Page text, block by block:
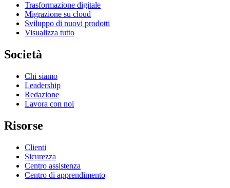
Trasformazione digitale
Migrazione su cloud
Sviluppo di nuovi prodotti
Visualizza tutto
Società
Chi siamo
Leadership
Redazione
Lavora con noi
Risorse
Clienti
Sicurezza
Centro assistenza
Centro di apprendimento